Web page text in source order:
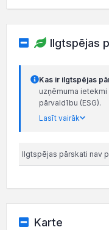
Ilgtspējas
Kas ir ilgtspējas
uzņēmuma
pārvaldību (ESG).
Lasīt vairāk
Ilgtspējas pārskati nav
Karte